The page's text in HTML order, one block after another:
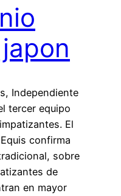
Independiente
tercer equipo
El
confirma
sobre
de
en mayor